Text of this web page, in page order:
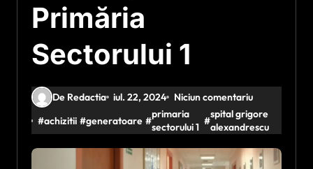
Primăria
Sectorului 1
De Redactia iul. 22, 2024
Niciun comentariu
#achizitii #generatoare #
primaria
sectorului 1
#
spital grigore
alexandrescu